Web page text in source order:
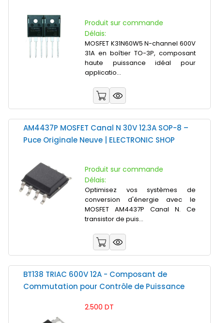
Produit sur commande
Délais:
MOSFET K31N60W5 N-channel 600V
31A en boîtier TO-3P, composant
haute puissance idéal pour
applicatio...
AM4437P MOSFET Canal N 30V 12.3A SOP-8 –
Puce Originale Neuve | ELECTRONIC SHOP
Produit sur commande
Délais:
Optimisez vos systèmes de
conversion d'énergie avec le
MOSFET AM4437P Canal N. Ce
transistor de puis...
BT138 TRIAC 600V 12A - Composant de
Commutation pour Contrôle de Puissance
2.500 DT